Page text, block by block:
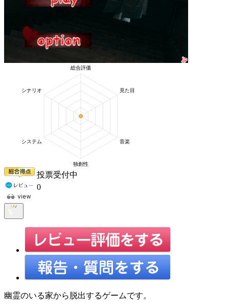
投票受付中
0
幽霊のいる家から脱出するゲームです。